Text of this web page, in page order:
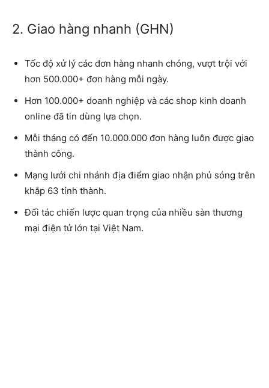
2. Giao hàng nhanh (GHN)
Tốc độ xử lý các đơn hàng nhanh chóng, vượt trội với
hơn 500.000+ đơn hàng mỗi ngày.
Hơn 100.000+ doanh nghiệp và các shop kinh doanh
online đã tin dùng lựa chọn.
Mỗi tháng có đến 10.000.000 đơn hàng luôn được giao
thành công.
Mạng lưới chi nhánh địa điểm giao nhận phủ sóng trên
khắp 63 tỉnh thành.
Đối tác chiến lược quan trọng của nhiều sàn thương
mại điện tử lớn tại Việt Nam.